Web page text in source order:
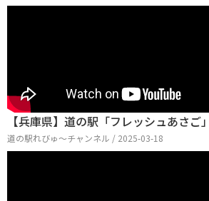
【兵庫県】道の駅「フレッシュあさご」
道の駅れびゅ〜チャンネル / 2025-03-18